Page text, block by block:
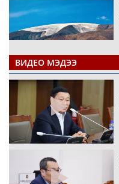
ВИДЕО МЭДЭЭ